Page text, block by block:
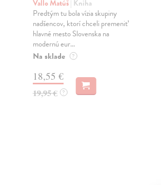
Vallo Matúš| Kniha
Predtým tu bola vízia skupiny
nadšencov, ktorí chceli premeniť
hlavné mesto Slovenska na
modernú eur...
Na sklade ?
18,55 €
19,95 € ?